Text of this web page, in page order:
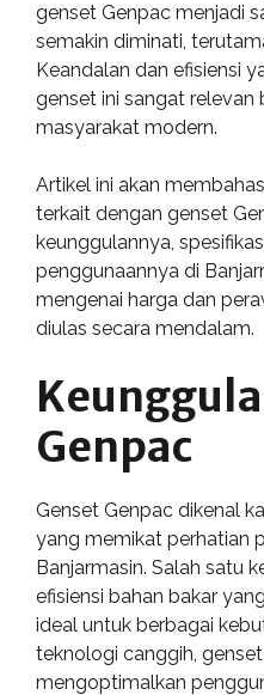
genset Genpac menjadi
semakin diminati,
Keandalan dan efisiensi
genset ini sangat relevan
masyarakat modern.
Artikel ini akan
terkait dengan genset
keunggulannya,
penggunaannya di
mengenai harga dan
diulas secara mendalam.
Genpac
Genset Genpac dikenal
yang memikat perhatian
Banjarmasin. Salah satu
efisiensi bahan bakar
ideal untuk berbagai
teknologi canggih,
mengoptimalkan